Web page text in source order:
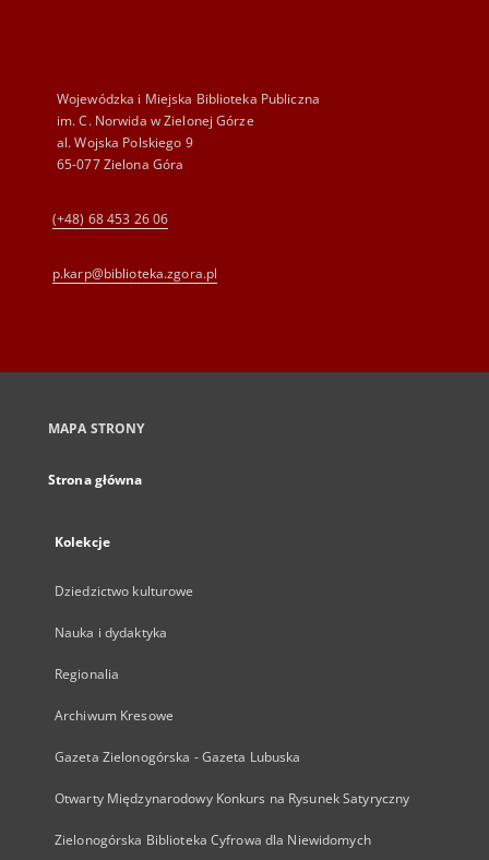
Wojewódzka i Miejska Biblioteka Publiczna
im. C. Norwida w Zielonej Górze
al. Wojska Polskiego 9
65-077 Zielona Góra
(+48) 68 453 26 06
p.karp@biblioteka.zgora.pl
MAPA STRONY
Strona główna
Kolekcje
Dziedzictwo kulturowe
Nauka i dydaktyka
Regionalia
Archiwum Kresowe
Gazeta Zielonogórska - Gazeta Lubuska
Otwarty Międzynarodowy Konkurs na Rysunek Satyryczny
Zielonogórska Biblioteka Cyfrowa dla Niewidomych